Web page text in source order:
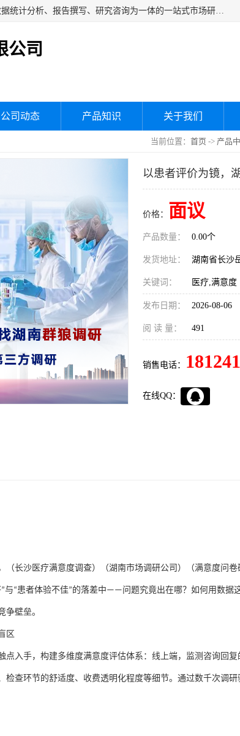
湖南群狼市场调研服务有限公司是一家集问卷设计、市场调查执行、数据统计分析、报告撰写、研究咨询为一体的一站式市场研究服务机构，主要服务：市场调研、三方评估、满意度研究、快消研究、地产物业调查、品牌研究、神秘顾客调查、行业研究、产品研究、公共事务专项调查等。
公司
公司动态 产品知识 关于我们
当前位置： 首页 -> 产品
以患者评价为镜，
价格： 面议
产品数量： 0.00个
发货地址： 湖南省长沙
关键词： 医疗,满意度
发布日期： 2026-08-06
阅 读 量： 491
销售电话：
在线QQ：
（长沙医疗满意度调查）（湖南市场调研公司）（满意度问卷
”与“患者体验不佳” 的落差中——问题究竟出在哪？如何用数据
争壁垒。
区
点入手，构建多维度满意度评估体系：线上端，监测咨询回
检查环节的舒适度、收费透明化程度等细节。通过数千次调